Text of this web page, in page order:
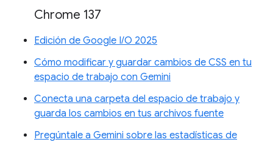
Chrome 137
Edición de Google I/O 2025
Cómo modificar y guardar cambios de CSS en tu
espacio de trabajo con Gemini
Conecta una carpeta del espacio de trabajo y
guarda los cambios en tus archivos fuente
Pregúntale a Gemini sobre las estadísticas de